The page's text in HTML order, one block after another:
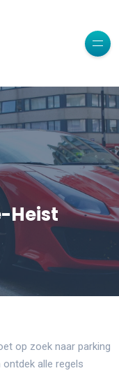
Heist
op zoek naar parking
ontdek alle regels